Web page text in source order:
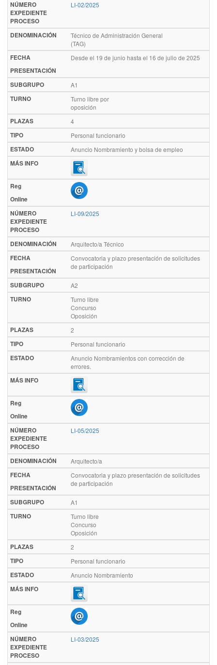
NÚMERO
EXPEDIENTE
PROCESO
LI-02/2025
DENOMINACIÓN
Técnico de Administración General
(TAG)
FECHA
PRESENTACIÓN
Desde el 19 de junio hasta el 16 de julio de 2025
SUBGRUPO
A1
TURNO
Turno libre por
oposición
PLAZAS
4
TIPO
Personal funcionario
ESTADO
Anuncio Nombramiento y bolsa de empleo
MÁS INFO
Reg
Online
NÚMERO
EXPEDIENTE
PROCESO
LI-09/2025
DENOMINACIÓN
Arquitecto/a Técnico
FECHA
PRESENTACIÓN
Convocatoria y plazo presentación de solicitudes
de participación
SUBGRUPO
A2
TURNO
Turno libre
Concurso
Oposición
PLAZAS
2
TIPO
Personal funcionario
ESTADO
Anuncio Nombramientos con corrección de
errores.
MÁS INFO
Reg
Online
NÚMERO
EXPEDIENTE
PROCESO
LI-05/2025
DENOMINACIÓN
Arquitecto/a
FECHA
PRESENTACIÓN
Convocatoria y plazo presentación de solicitudes
de participación
SUBGRUPO
A1
TURNO
Turno libre
Concurso
Oposición
PLAZAS
2
TIPO
Personal funcionario
ESTADO
Anuncio Nombramiento
MÁS INFO
Reg
Online
NÚMERO
EXPEDIENTE
PROCESO
LI-03/2025